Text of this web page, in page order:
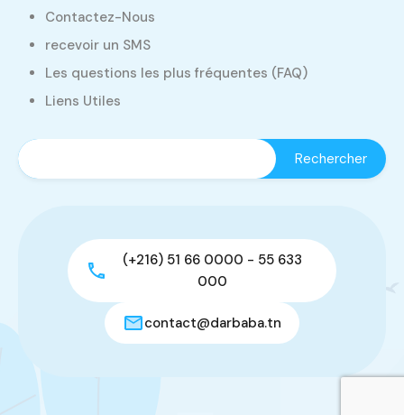
Contactez-Nous
recevoir un SMS
Les questions les plus fréquentes (FAQ)
Liens Utiles
(+216) 51 66 0000 - 55 633
000
contact@darbaba.tn